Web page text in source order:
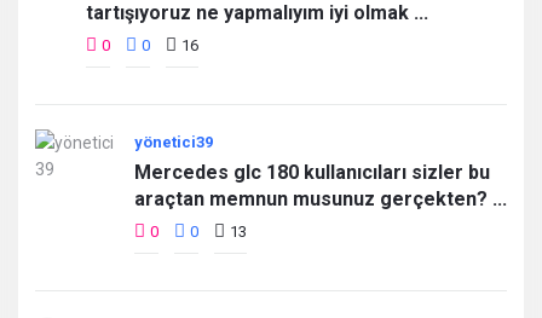
tartışıyoruz ne yapmalıyım iyi olmak ...
0 0 16
yönetici39
Mercedes glc 180 kullanıcıları sizler bu
araçtan memnun musunuz gerçekten? ...
0 0 13